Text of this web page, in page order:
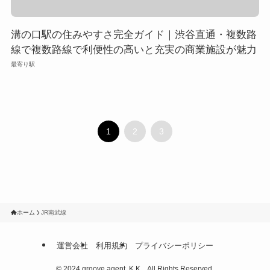
溝の口駅の住みやすさ完全ガイド｜渋谷直通・複数路
線で複数路線で利便性の高いと充実の商業施設が魅力
最寄り駅
1 2 3
ホーム JR南武線
運営会社 利用規約 プライバシーポリシー